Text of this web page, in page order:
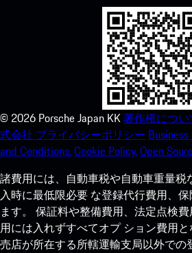
© 2026 Porsche Japan KK著作権につい
式会社 プライバシーポリシー
and Conditions.Cookie Policy.Open
諸費用には、自動車税や自動車重量
入時に最低限必要 な登録代行費用、
ます。 保証料や整備費用、法定点検
用には入れずすべてオプ ション費用
売店が所在する所轄運輸支局以外での